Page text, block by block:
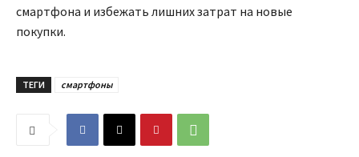
смартфона и избежать лишних затрат на новые
покупки.
ТЕГИ смартфоны